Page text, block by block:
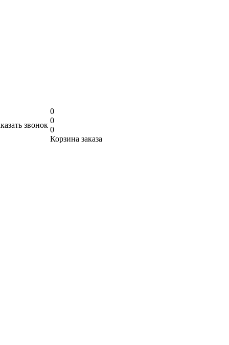
звонок
0
0
0
Корзина заказа